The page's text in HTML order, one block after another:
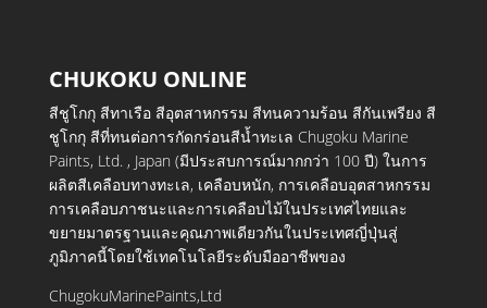
CHUKOKU ONLINE
สีชูโกกุ สีทาเรือ สีอุตสาหกรรม สีทนความร้อน สีกันเพรียง สี
ชูโกกุ สีที่ทนต่อการกัดกร่อนสีน้ำทะเล Chugoku Marine
Paints, Ltd. , Japan (มีประสบการณ์มากกว่า 100 ปี) ในการ
ผลิตสีเคลือบทางทะเล, เคลือบหนัก, การเคลือบอุตสาหกรรม
การเคลือบภาชนะและการเคลือบไม้ในประเทศไทยและ
ขยายมาตรฐานและคุณภาพเดียวกันในประเทศญี่ปุ่นสู่
ภูมิภาคนี้โดยใช้เทคโนโลยีระดับมืออาชีพของ
ChugokuMarinePaints,Ltd